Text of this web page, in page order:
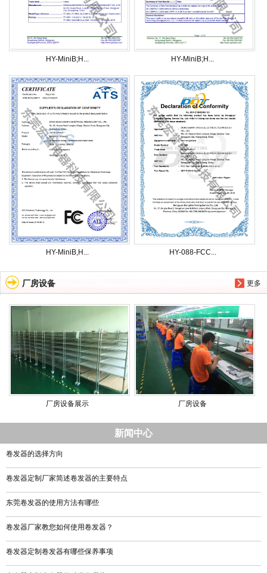
HY-MiniB;H... HY-MiniB;H...
HY-MiniB,H... HY-088-FCC...
更多
厂房设备
厂房设备展示 厂房设备
新闻中心
卷发器的选择方向
卷发器定制厂家简述卷发器的主要特点
东莞卷发器的使用方法有哪些
卷发器厂家教您如何使用卷发器？
卷发器定制卷发器有哪些保养事项